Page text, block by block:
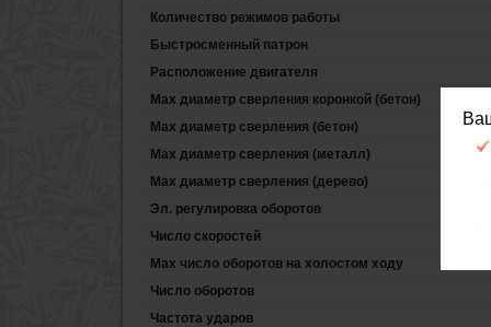
Количество режимов работы
Быстросменный патрон
Расположение двигателя
Max диаметр сверления коронкой (бетон)
Max диаметр сверления (бетон)
Max диаметр сверления (металл)
Max диаметр сверления (дерево)
Эл. регулировка оборотов
Число скоростей
Max число оборотов на холостом ходу
Число оборотов
Частота ударов